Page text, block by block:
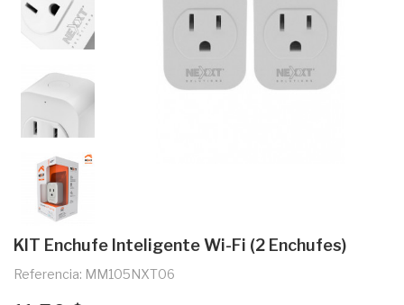
KIT Enchufe Inteligente Wi-Fi (2 Enchufes)
Referencia: MM105NXT06